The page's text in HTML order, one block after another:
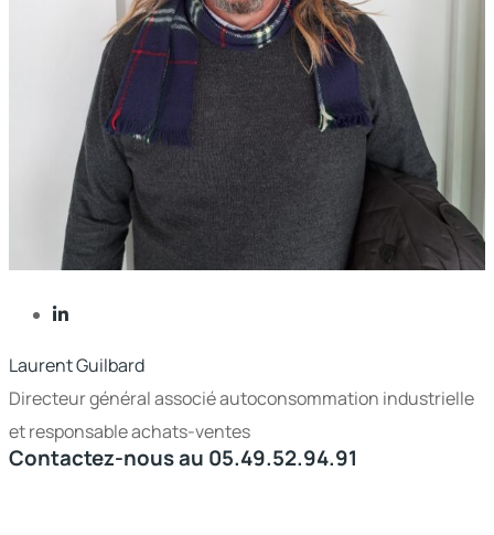
Laurent Guilbard
Directeur général associé autoconsommation industrielle
et responsable achats-ventes
Contactez-nous au 05.49.52.94.91